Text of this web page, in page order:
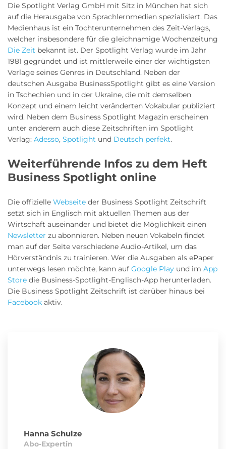
Hanna Schulze
Abo-Expertin
Die Spotlight Verlag GmbH mit Sitz in München hat sich
auf die Herausgabe von Sprachlernmedien spezialisiert. Das
Medienhaus ist ein Tochterunternehmen des Zeit-Verlags,
welcher insbesondere für die gleichnamige Wochenzeitung
Die Zeit bekannt ist. Der Spotlight Verlag wurde im Jahr
1981 gegründet und ist mittlerweile einer der wichtigsten
Verlage seines Genres in Deutschland. Neben der
deutschen Ausgabe BusinessSpotlight gibt es eine Version
in Tschechien und in der Ukraine, die mit demselben
Konzept und einem leicht veränderten Vokabular publiziert
wird. Neben dem Business Spotlight Magazin erscheinen
unter anderem auch diese Zeitschriften im Spotlight
Verlag: Adesso, Spotlight und Deutsch perfekt.
Weiterführende Infos zu dem Heft
Business Spotlight online
Die offizielle Webseite der Business Spotlight Zeitschrift
setzt sich in Englisch mit aktuellen Themen aus der
Wirtschaft auseinander und bietet die Möglichkeit einen
Newsletter zu abonnieren. Neben neuen Vokabeln findet
man auf der Seite verschiedene Audio-Artikel, um das
Hörverständnis zu trainieren. Wer die Ausgaben als ePaper
unterwegs lesen möchte, kann auf Google Play und im App
Store die Business-Spotlight-Englisch-App herunterladen.
Die Business Spotlight Zeitschrift ist darüber hinaus bei
Facebook aktiv.